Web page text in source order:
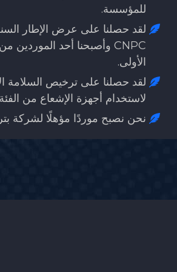
لقد تم الاعتراف
الاختراع الإقليمية"